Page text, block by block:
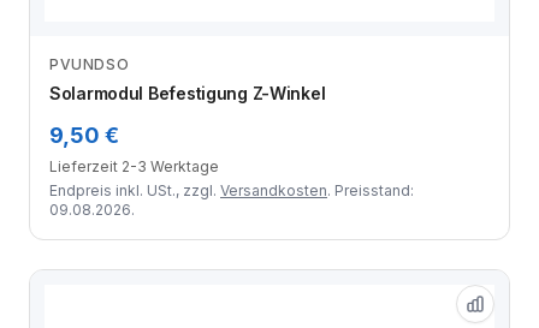
PVUNDSO
Solarmodul Befestigung Z-Winkel
9,50 €
Lieferzeit 2-3 Werktage
Endpreis inkl. USt., zzgl. Versandkosten. Preisstand:
09.08.2026.